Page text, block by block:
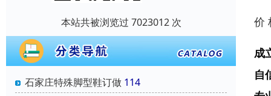
本站共被浏览过 7023012 次
石家庄特殊脚型鞋订做 114
价
成
自